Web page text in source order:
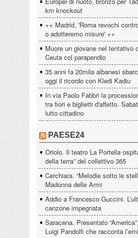
km knockout
++ Madrid, 'Roma revochi
o adotteremo misure' ++
Muore un giovane nel tentativo
Ceuta col parapendio
35 anni fa 20mila albanesi
oggi il ricordo con Kledi Kadiu
In via Paolo Fabbri la
tra fiori e biglietti d'affetto.
lutto cittadino
PAESE24
Oriolo. Il teatro La Portella
della terra” del collettivo 365
Cerchiara. “Melodie sotto le
Madonna delle Armi
Addio a Francesco Guccini.
canzone impegnata
Saracena. Presentato
Luigi Pandolfi che racconta